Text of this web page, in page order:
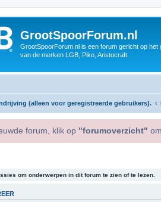
GrootSpoorForum.nl
GrootSpoorForum.nl is een forum gericht op
van de merken LGB, Piko, Aristocraft.
(alleen voor geregistreerde gebruikers).
forum, klik op "forumoverzicht"
om onderwerpen in dit forum te zien of te lezen.